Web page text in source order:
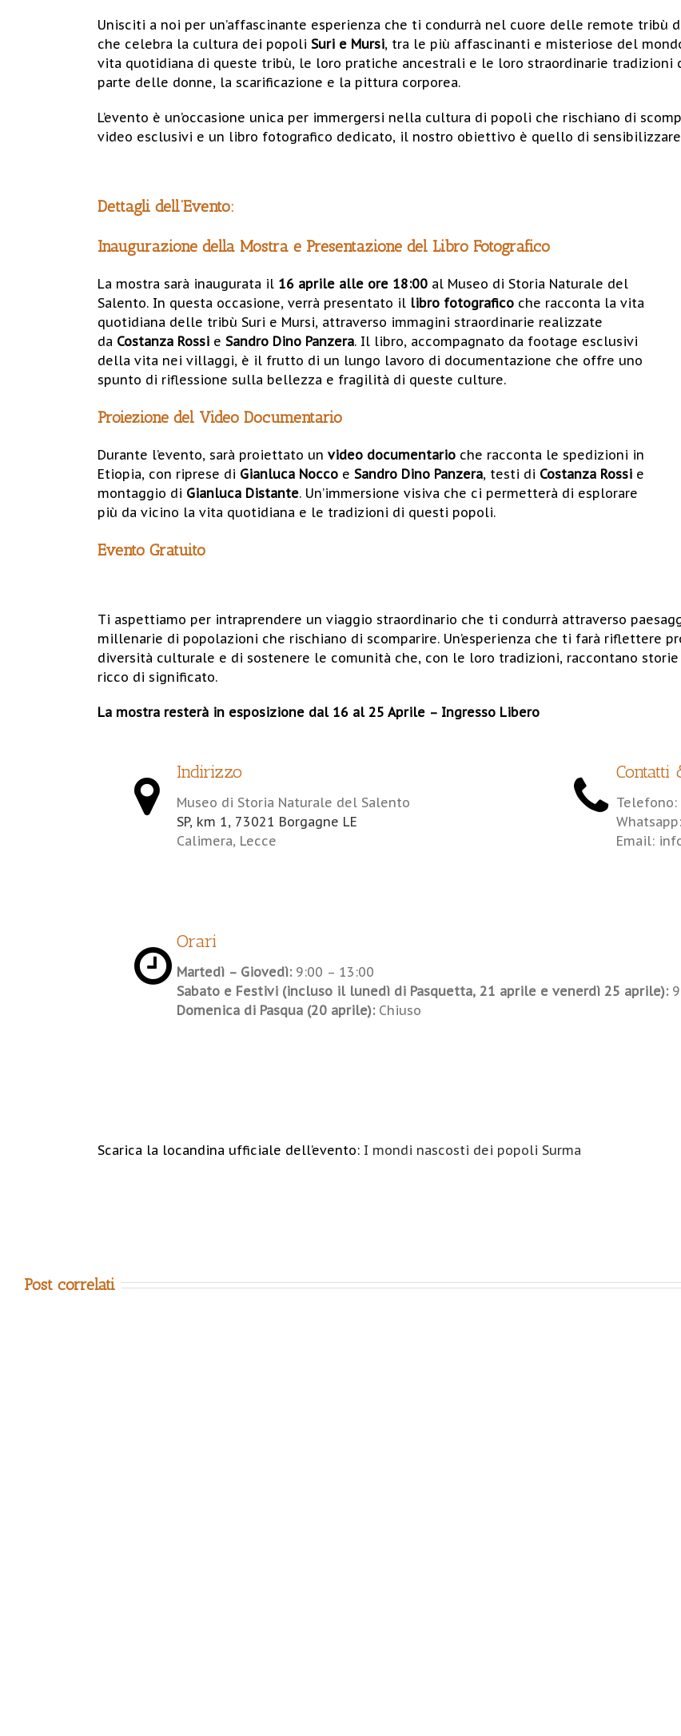
Unisciti a noi per un’affascinante esperienza che ti condurrà nel cuore delle remote tribù
che celebra la cultura dei popoli Suri e Mursi, tra le più affascinanti e misteriose del
vita quotidiana di queste tribù, le loro pratiche ancestrali e le loro straordinarie
parte delle donne, la scarificazione e la pittura corporea.
L’evento è un’occasione unica per immergersi nella cultura di popoli che rischiano di
video esclusivi e un libro fotografico dedicato, il nostro obiettivo è quello di
Dettagli dell’Evento:
Inaugurazione della Mostra e Presentazione del Libro Fotografico
La mostra sarà inaugurata il 16 aprile alle ore 18:00 al Museo di Storia Naturale del
Salento. In questa occasione, verrà presentato il libro fotografico che racconta la vita
quotidiana delle tribù Suri e Mursi, attraverso immagini straordinarie realizzate
da Costanza Rossi e Sandro Dino Panzera. Il libro, accompagnato da footage esclusivi
della vita nei villaggi, è il frutto di un lungo lavoro di documentazione che offre uno
spunto di riflessione sulla bellezza e fragilità di queste culture.
Proiezione del Video Documentario
Durante l’evento, sarà proiettato un video documentario che racconta le spedizioni in
Etiopia, con riprese di Gianluca Nocco e Sandro Dino Panzera, testi di Costanza Rossi e
montaggio di Gianluca Distante. Un’immersione visiva che ci permetterà di esplorare
più da vicino la vita quotidiana e le tradizioni di questi popoli.
Evento Gratuito
Ti aspettiamo per intraprendere un viaggio straordinario che ti condurrà attraverso
millenarie di popolazioni che rischiano di scomparire. Un’esperienza che ti farà riflettere
diversità culturale e di sostenere le comunità che, con le loro tradizioni, raccontano
ricco di significato.
La mostra resterà in esposizione dal 16 al 25 Aprile – Ingresso Libero
Indirizzo
Museo di Storia Naturale del Salento
SP, km 1, 73021 Borgagne LE
Calimera, Lecce
Contatti
Telefono:
Email:
Orari
Martedì – Giovedì:9:00 – 13:00
Sabato e Festivi (incluso il lunedì di Pasquetta, 21 aprile e venerdì 25 aprile):
Domenica di Pasqua (20 aprile):Chiuso
Scarica la locandina ufficiale dell’evento: I mondi nascosti dei popoli Surma
Post correlati